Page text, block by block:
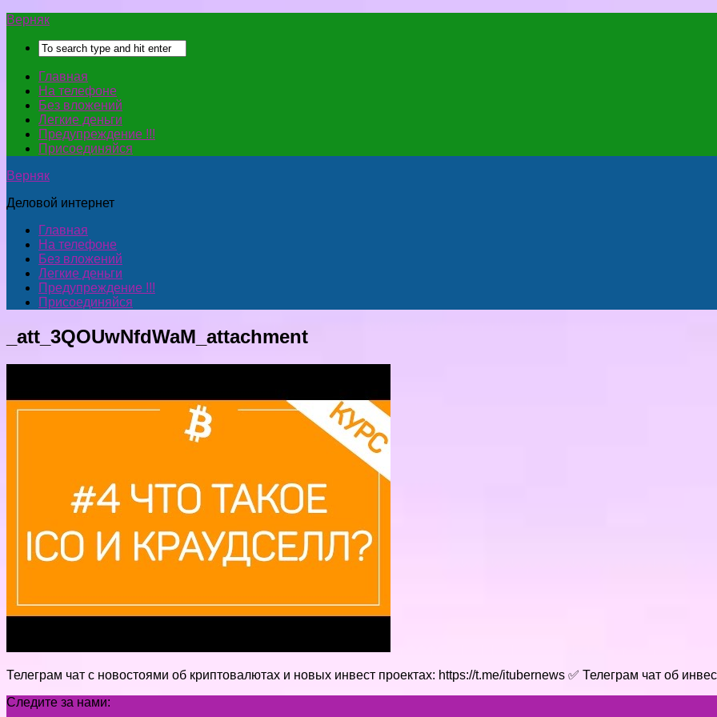
Верняк
Главная
На телефоне
Без вложений
Легкие деньги
Предупреждение !!!
Присоединяйся
Верняк
Деловой интернет
Главная
На телефоне
Без вложений
Легкие деньги
Предупреждение !!!
Присоединяйся
_att_3QOUwNfdWaM_attachment
Телеграм чат с новостоями об криптовалютах и новых инвест проектах: https://t.me/itubernews ✅ Телеграм чат об
Следите за нами: